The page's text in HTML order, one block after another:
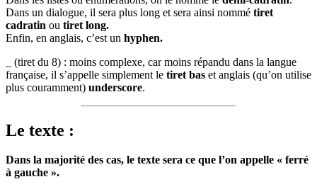
Dans un dialogue, il sera plus long et sera ainsi nommé tiret
cadratin ou tiret long.
Enfin, en anglais, c’est un hyphen.
_ (tiret du 8) : moins complexe, car moins répandu dans la langue
française, il s’appelle simplement le tiret bas et anglais (qu’on utilise
plus couramment) underscore.
Le texte :
Dans la majorité des cas, le texte sera ce que l’on appelle « ferré
à gauche ».